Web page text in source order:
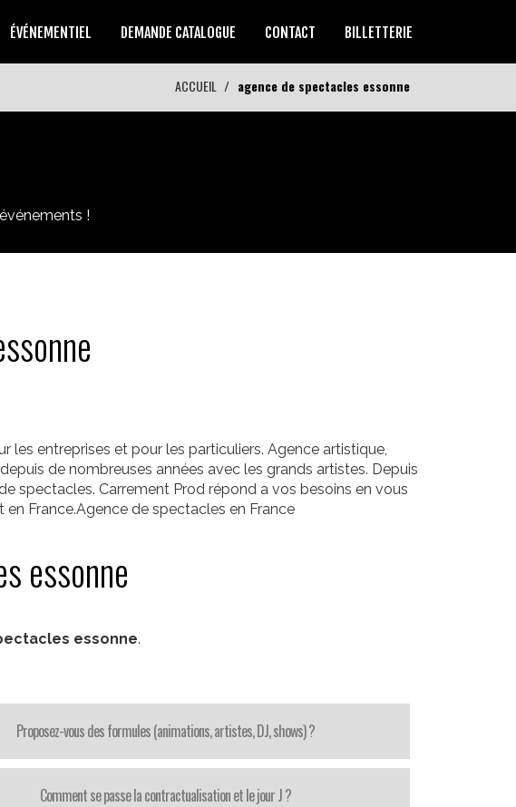
ÉVÉNEMENTIEL DEMANDE CATALOGUE CONTACT BILLETTERIE
ACCUEIL agence de spectacles essonne
!
entreprises et pour les particuliers. Agence artistique,
de nombreuses années avec les grands artistes. Depuis
spectacles. Carrement Prod répond a vos besoins en vous
France.Agence de spectacles en France
essonne
essonne.
Proposez-vous des formules (animations, artistes, DJ, shows) ?
Comment se passe la contractualisation et le jour J ?